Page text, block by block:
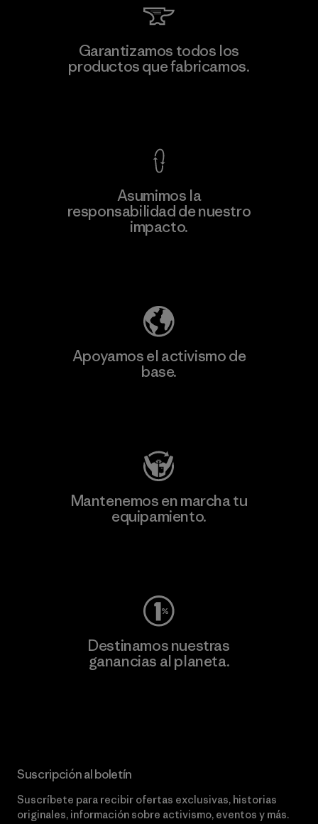
información
Viet Tien Garment JSC
Garantizamos todos los
productos que fabricamos.
Asumimos la
responsabilidad de nuestro
impacto.
Apoyamos el activismo de
base.
Mantenemos en marcha tu
equipamiento.
Destinamos nuestras
ganancias al planeta.
Suscripción al boletín
Suscríbete para recibir ofertas exclusivas, historias
originales, información sobre activismo, eventos y más.